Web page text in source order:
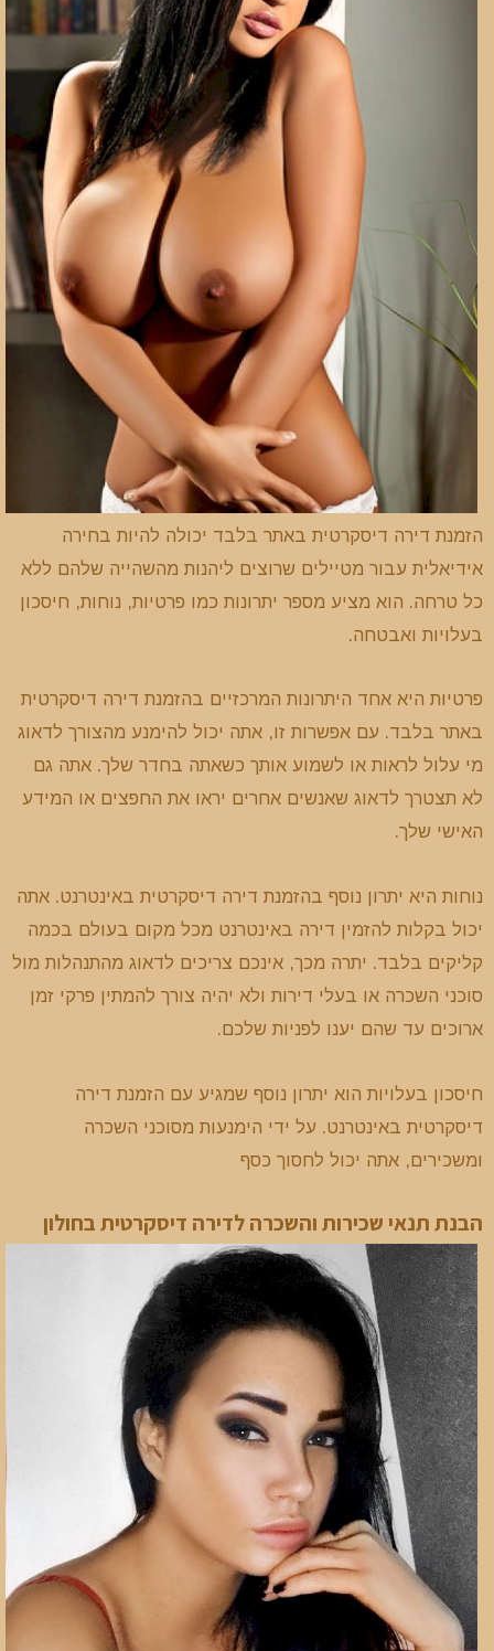
הזמנת דירה דיסקרטית באתר בלבד יכולה להיות בחירה
אידיאלית עבור מטיילים שרוצים ליהנות מהשהייה שלהם ללא
כל טרחה. הוא מציע מספר יתרונות כמו פרטיות, נוחות, חיסכון
בעלויות ואבטחה.
פרטיות היא אחד היתרונות המרכזיים בהזמנת דירה דיסקרטית
באתר בלבד. עם אפשרות זו, אתה יכול להימנע מהצורך לדאוג
מי עלול לראות או לשמוע אותך כשאתה בחדר שלך. אתה גם
לא תצטרך לדאוג שאנשים אחרים יראו את החפצים או המידע
האישי שלך.
נוחות היא יתרון נוסף בהזמנת דירה דיסקרטית באינטרנט. אתה
יכול בקלות להזמין דירה באינטרנט מכל מקום בעולם בכמה
קליקים בלבד. יתרה מכך, אינכם צריכים לדאוג מהתנהלות מול
סוכני השכרה או בעלי דירות ולא יהיה צורך להמתין פרקי זמן
ארוכים עד שהם יענו לפניות שלכם.
חיסכון בעלויות הוא יתרון נוסף שמגיע עם הזמנת דירה
דיסקרטית באינטרנט. על ידי הימנעות מסוכני השכרה
ומשכירים, אתה יכול לחסוך כסף
הבנת תנאי שכירות והשכרה לדירה דיסקרטית בחולון